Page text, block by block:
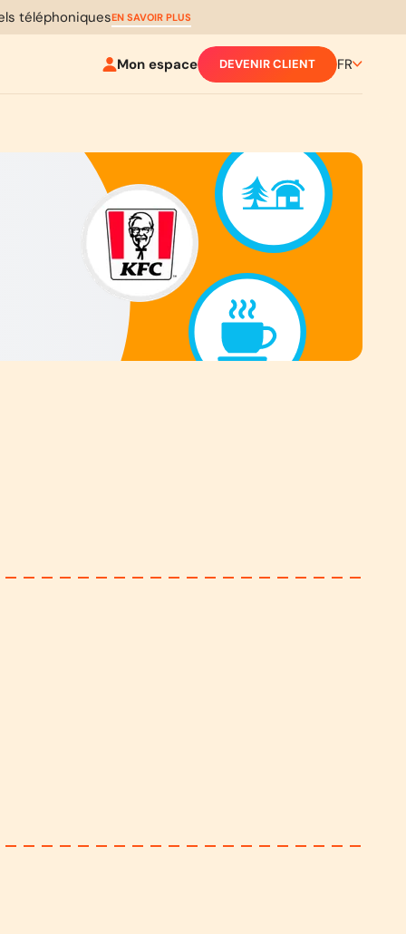
téléphoniquesEN SAVOIR PLUS
Mon espace DEVENIR CLIENT FR